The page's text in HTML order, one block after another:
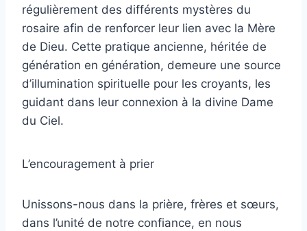
régulièrement des différents mystères du
rosaire afin de renforcer leur lien avec la Mère
de Dieu. Cette pratique ancienne, héritée de
génération en génération, demeure une source
d’illumination spirituelle pour les croyants, les
guidant dans leur connexion à la divine Dame
du Ciel.
L’encouragement à prier
Unissons-nous dans la prière, frères et sœurs,
dans l’unité de notre confiance, en nous